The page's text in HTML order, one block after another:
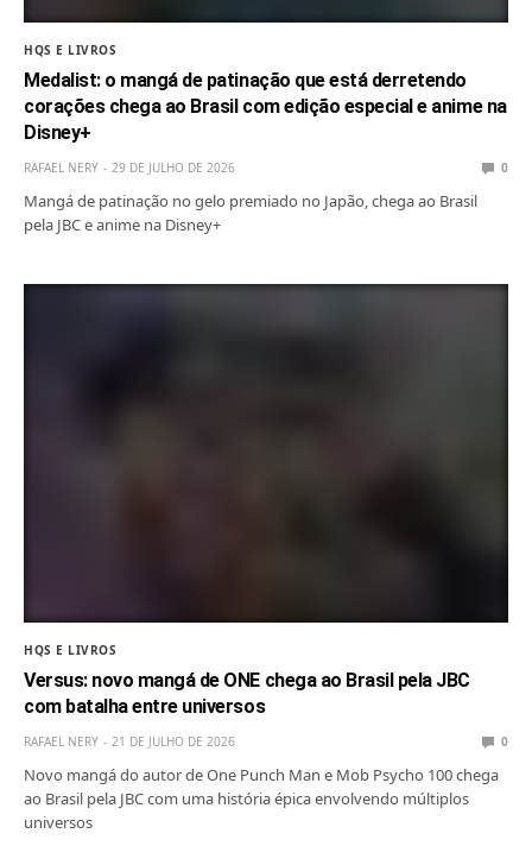
HQS E LIVROS
Medalist: o mangá de patinação que está derretendo
corações chega ao Brasil com edição especial e anime na
Disney+
RAFAEL NERY 29 DE JULHO DE 2026 0
Mangá de patinação no gelo premiado no Japão, chega ao Brasil
pela JBC e anime na Disney+
HQS E LIVROS
Versus: novo mangá de ONE chega ao Brasil pela JBC
com batalha entre universos
RAFAEL NERY 21 DE JULHO DE 2026 0
Novo mangá do autor de One Punch Man e Mob Psycho 100 chega
ao Brasil pela JBC com uma história épica envolvendo múltiplos
universos